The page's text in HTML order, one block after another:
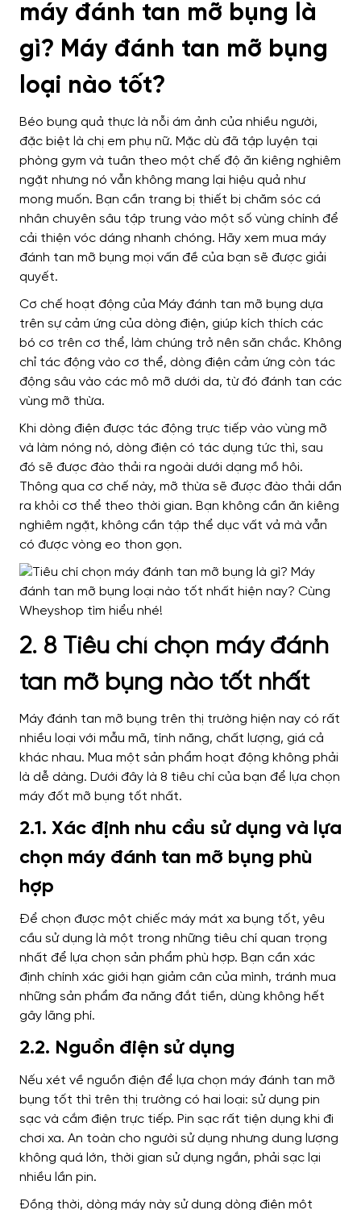
máy đánh tan mỡ bụng là
gì? Máy đánh tan mỡ bụng
loại nào tốt?
Béo bụng quả thực là nỗi ám ảnh của nhiều người,
đặc biệt là chị em phụ nữ. Mặc dù đã tập luyện tại
phòng gym và tuân theo một chế độ ăn kiêng nghiêm
ngặt nhưng nó vẫn không mang lại hiệu quả như
mong muốn. Bạn cần trang bị thiết bị chăm sóc cá
nhân chuyên sâu tập trung vào một số vùng chính để
cải thiện vóc dáng nhanh chóng. Hãy xem mua máy
đánh tan mỡ bụng mọi vấn đề của bạn sẽ được giải
quyết.
Cơ chế hoạt động của Máy đánh tan mỡ bụng dựa
trên sự cảm ứng của dòng điện, giúp kích thích các
bó cơ trên cơ thể, làm chúng trở nên săn chắc. Không
chỉ tác động vào cơ thể, dòng điện cảm ứng còn tác
động sâu vào các mô mỡ dưới da, từ đó đánh tan các
vùng mỡ thừa.
Khi dòng điện được tác động trực tiếp vào vùng mỡ
và làm nóng nó, dòng điện có tác dụng tức thì, sau
đó sẽ được đào thải ra ngoài dưới dạng mồ hôi.
Thông qua cơ chế này, mỡ thừa sẽ được đào thải dần
ra khỏi cơ thể theo thời gian. Bạn không cần ăn kiêng
nghiêm ngặt, không cần tập thể dục vất vả mà vẫn
có được vòng eo thon gọn.
2. 8 Tiêu chí chọn máy đánh
tan mỡ bụng nào tốt nhất
Máy đánh tan mỡ bụng trên thị trường hiện nay có rất
nhiều loại với mẫu mã, tính năng, chất lượng, giá cả
khác nhau. Mua một sản phẩm hoạt động không phải
là dễ dàng. Dưới đây là 8 tiêu chí của bạn để lựa chọn
máy đốt mỡ bụng tốt nhất.
2.1. Xác định nhu cầu sử dụng và lựa
chọn máy đánh tan mỡ bụng phù
hợp
Để chọn được một chiếc máy mát xa bụng tốt, yêu
cầu sử dụng là một trong những tiêu chí quan trọng
nhất để lựa chọn sản phẩm phù hợp. Bạn cần xác
định chính xác giới hạn giảm cân của mình, tránh mua
những sản phẩm đa năng đắt tiền, dùng không hết
gây lãng phí.
2.2. Nguồn điện sử dụng
Nếu xét về nguồn điện để lựa chọn máy đánh tan mỡ
bụng tốt thì trên thị trường có hai loại: sử dụng pin
sạc và cắm điện trực tiếp. Pin sạc rất tiện dụng khi đi
chơi xa. An toàn cho người sử dụng nhưng dung lượng
không quá lớn, thời gian sử dụng ngắn, phải sạc lại
nhiều lần pin.
Đồng thời, dòng máy này sử dụng dòng điện một